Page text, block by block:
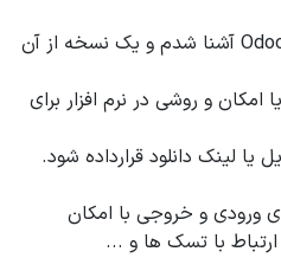
من به تازگی با نرم افزار Odoo آشنا شدم و یک نسخه از آن
امکان و روشی در نرم افزار برای
لینک دانلود قرارداده شود.
ورودی و خروجی با امکان
با تسک ها و ...